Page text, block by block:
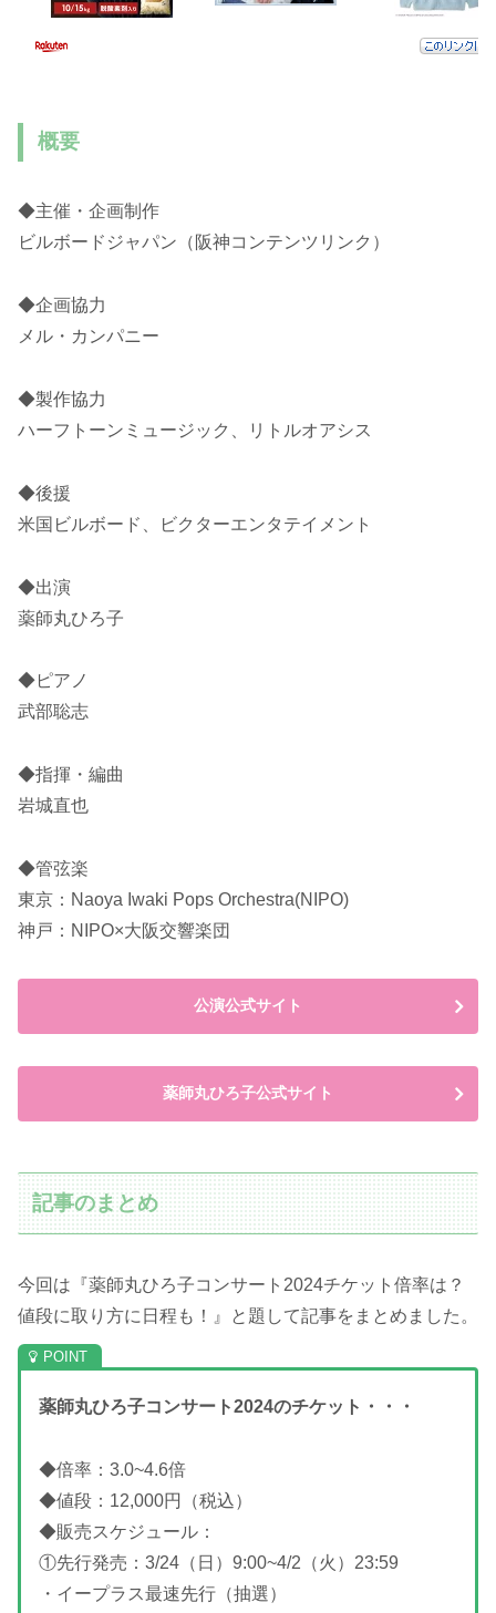
概要
◆主催・企画制作
ビルボードジャパン（阪神コンテンツリンク）
◆企画協力
メル・カンパニー
◆製作協力
ハーフトーンミュージック、リトルオアシス
◆後援
米国ビルボード、ビクターエンタテイメント
◆出演
薬師丸ひろ子
◆ピアノ
武部聡志
◆指揮・編曲
岩城直也
◆管弦楽
東京：Naoya Iwaki Pops Orchestra(NIPO)
神戸：NIPO×大阪交響楽団
公演公式サイト
薬師丸ひろ子公式サイト
記事のまとめ
今回は『薬師丸ひろ子コンサート2024チケット倍率は？
値段に取り方に日程も！』と題して記事をまとめました。
薬師丸ひろ子コンサート2024のチケット・・・
◆倍率：3.0~4.6倍
◆値段：12,000円（税込）
◆販売スケジュール：
①先行発売：3/24（日）9:00~4/2（火）23:59
・イープラス最速先行（抽選）